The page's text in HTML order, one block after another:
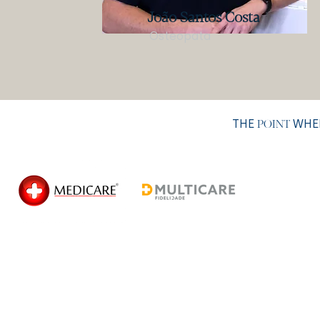
João Santos Costa
Osteopata
THE POINT